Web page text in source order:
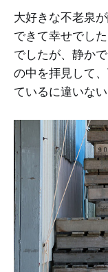
大好きな不老泉
できて幸せでし
でしたが、静か
の中を拝見して
ているに違いない